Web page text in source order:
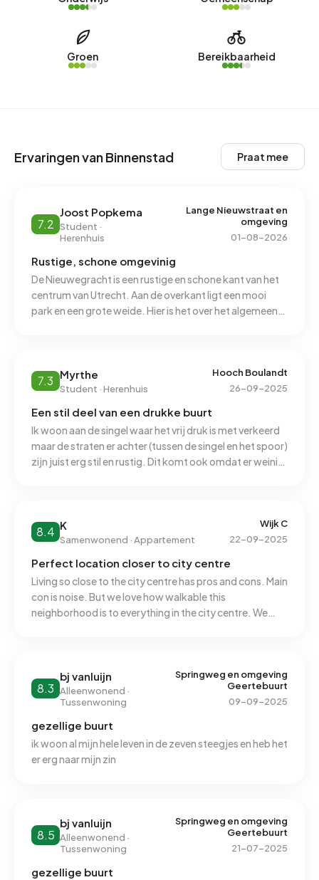
Groen Bereikbaarheid
Ervaringen van Binnenstad Praat mee
7.2
Joost Popkema
Student ·
Herenhuis
Lange Nieuwstraat en
omgeving
01-08-2026
Rustige, schone omgevinig
De Nieuwegracht is een rustige en schone kant van het
centrum van Utrecht. Aan de overkant ligt een mooi
park en een grote weide. Hier is het over het algemeen
en te voet. De auto is niet aan te raden, hoewel de
Nieuwegracht in vergelijking met de Oudegracht en
7.3 Myrthe
Student · Herenhuis
Hooch Boulandt
26-09-2025
Een stil deel van een drukke buurt
Ik woon aan de singel waar het vrij druk is met verkeerd
maar de straten er achter (tussen de singel en het spoor)
zijn juist erg stil en rustig. Dit komt ook omdat er weinig
De stille straten achter het huis zijn soms wel een eng als
je er savonds doorheen moet lopen. Vooral het stuk
parkjes en kantoren die savonds leeg zijn. Het wonen
aan de singel is afgezien van het verkeer erg fijn omdat
je meteen langs de singel in het groen kan (hard)lopen.
Hygiëne is prima. De prullenbakken zitten niet vaak te
8.4 K
Samenwonend · Appartement
Wijk C
22-09-2025
Perfect location closer to city centre
Living so close to the city centre has pros and cons. Main
con is noise. But we love how walkable this
neighborhood is to everything in the city centre. We
8.3
bj vanluijn
Alleenwonend ·
Tussenwoning
Springweg en omgeving
Geertebuurt
09-09-2025
gezellige buurt
ik woon al mijn hele leven in de zeven steegjes en heb het
er erg naar mijn zin
8.5
bj vanluijn
Alleenwonend ·
Tussenwoning
Springweg en omgeving
Geertebuurt
21-07-2025
gezellige buurt